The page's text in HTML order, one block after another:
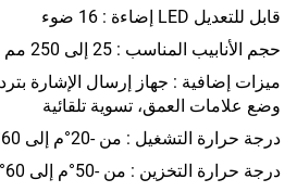
إضاءة
: 16 ضوء LED قابل للتعديل
حجم الأنابيب المناسب : 25 إلى 250 مم (1 إلى 10 بوصات)
ميزات إضافية
وضع علامات العمق، تسوية تلقائية
درجة حرارة التشغيل : من -20°م إلى 60°م
درجة حرارة التخزين : من -50°م إلى 60°م